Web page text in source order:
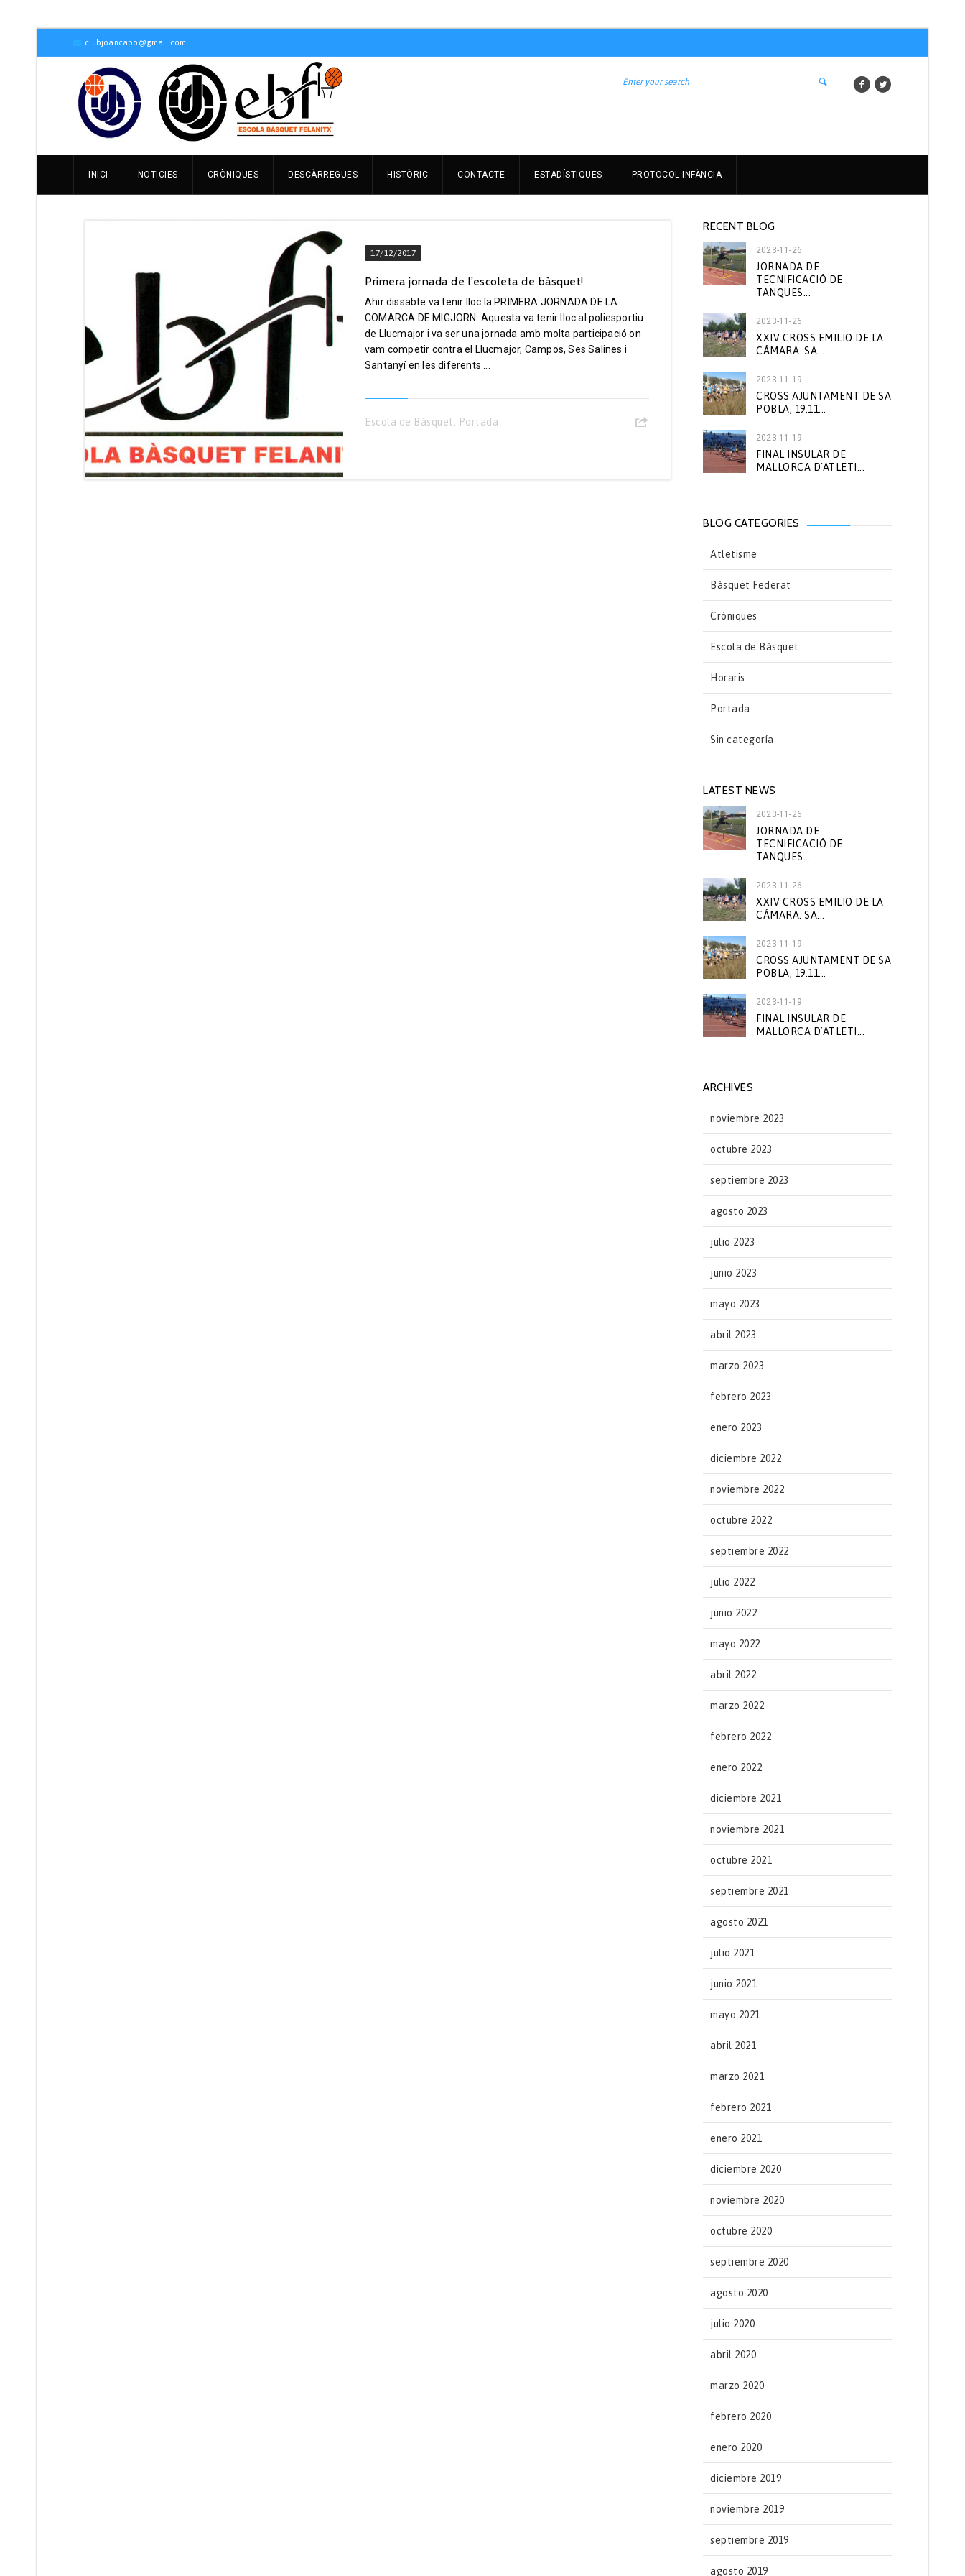
clubjoancapo@gmail.com
INICI NOTICIES CRÒNIQUES DESCÀRREGUES HISTÒRIC CONTACTE ESTADÍSTIQUES PROTOCOL INFÀNCIA
17/12/2017
Primera jornada de l’escoleta de bàsquet!
Ahir dissabte va tenir lloc la PRIMERA JORNADA DE LA
COMARCA DE MIGJORN. Aquesta va tenir lloc al poliesportiu
de Llucmajor i va ser una jornada amb molta participació on
vam competir contra el Llucmajor, Campos, Ses Salines i
Santanyí en les diferents ...
Escola de Bàsquet Portada
RECENT BLOG
2023-11-26
JORNADA DE
TECNIFICACIÓ DE
TANQUES...
2023-11-26
XXIV CROSS EMILIO DE LA
CÁMARA. SA...
2023-11-19
CROSS AJUNTAMENT DE SA
POBLA, 19.11...
2023-11-19
FINAL INSULAR DE
MALLORCA D´ATLETI...
BLOG CATEGORIES
Atletisme
Bàsquet Federat
Cròniques
Escola de Bàsquet
Horaris
Portada
Sin categoría
LATEST NEWS
2023-11-26
JORNADA DE
TECNIFICACIÓ DE
TANQUES...
2023-11-26
XXIV CROSS EMILIO DE LA
CÁMARA. SA...
2023-11-19
CROSS AJUNTAMENT DE SA
POBLA, 19.11...
2023-11-19
FINAL INSULAR DE
MALLORCA D´ATLETI...
ARCHIVES
noviembre 2023
octubre 2023
septiembre 2023
agosto 2023
julio 2023
junio 2023
mayo 2023
abril 2023
marzo 2023
febrero 2023
enero 2023
diciembre 2022
noviembre 2022
octubre 2022
septiembre 2022
julio 2022
junio 2022
mayo 2022
abril 2022
marzo 2022
febrero 2022
enero 2022
diciembre 2021
noviembre 2021
octubre 2021
septiembre 2021
agosto 2021
julio 2021
junio 2021
mayo 2021
abril 2021
marzo 2021
febrero 2021
enero 2021
diciembre 2020
noviembre 2020
octubre 2020
septiembre 2020
agosto 2020
julio 2020
abril 2020
marzo 2020
febrero 2020
enero 2020
diciembre 2019
noviembre 2019
septiembre 2019
agosto 2019